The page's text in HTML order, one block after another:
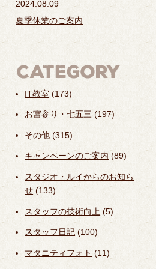
2024.08.09
夏季休業のご案内
IT教室 (173)
お宮参り・七五三 (197)
その他 (315)
キャンペーンのご案内 (89)
スタジオ・ルイからのお知ら
せ (133)
スタッフの技術向上 (5)
スタッフ日記 (100)
マタニティフォト (11)